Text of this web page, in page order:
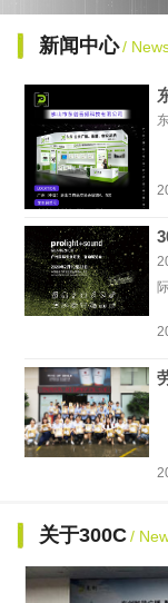
新闻中心 /
关于300C /